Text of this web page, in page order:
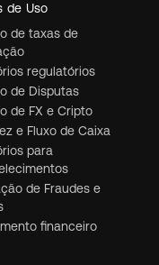
de Uso
de taxas de
regulatórios
de Disputas
de FX e Cripto
e Fluxo de Caixa
para
de Fraudes e
financeiro